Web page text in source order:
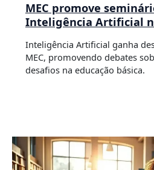
MEC promove
Inteligência Artificial
Inteligência Artificial ganha
MEC, promovendo debates
desafios na educação básica.